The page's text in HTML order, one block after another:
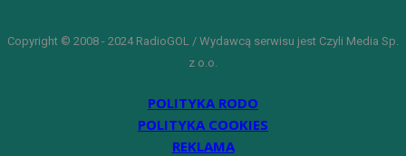
Copyright © 2008 - 2024 RadioGOL / Wydawcą serwisu jest Czyli Media Sp.
z o.o.
POLITYKA RODO
POLITYKA COOKIES
REKLAMA